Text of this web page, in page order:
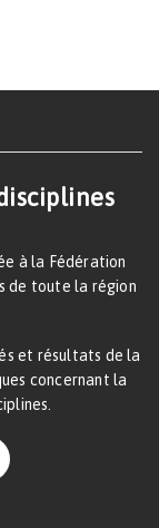
à la Fédération
de toute la région
et résultats de la
concernant la